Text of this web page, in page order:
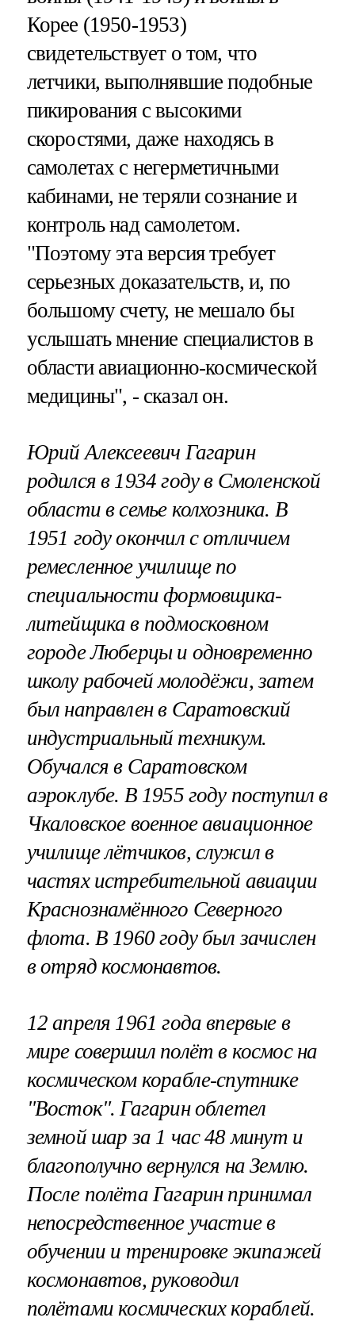
Корее (1950-1953)
свидетельствует о том, что
летчики, выполнявшие подобные
пикирования с высокими
скоростями, даже находясь в
самолетах с негерметичными
кабинами, не теряли сознание и
контроль над самолетом.
"Поэтому эта версия требует
серьезных доказательств, и, по
большому счету, не мешало бы
услышать мнение специалистов в
области авиационно-космической
медицины", - сказал он.
Юрий Алексеевич Гагарин
родился в 1934 году в Смоленской
области в семье колхозника. В
1951 году окончил с отличием
ремесленное училище по
специальности формовщика-
литейщика в подмосковном
городе Люберцы и одновременно
школу рабочей молодёжи, затем
был направлен в Саратовский
индустриальный техникум.
Обучался в Саратовском
аэроклубе. В 1955 году поступил в
Чкаловское военное авиационное
училище лётчиков, служил в
частях истребительной авиации
Краснознамённого Северного
флота. В 1960 году был зачислен
в отряд космонавтов.
12 апреля 1961 года впервые в
мире совершил полёт в космос на
космическом корабле-спутнике
"Восток". Гагарин облетел
земной шар за 1 час 48 минут и
благополучно вернулся на Землю.
После полёта Гагарин принимал
непосредственное участие в
обучении и тренировке экипажей
космонавтов, руководил
полётами космических кораблей.